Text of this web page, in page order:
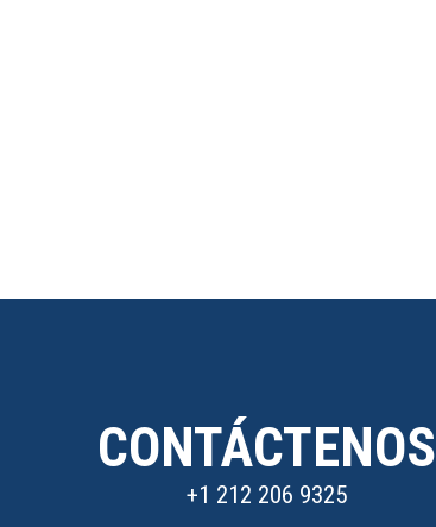
CONTÁCTENOS
+1 212 206 9325